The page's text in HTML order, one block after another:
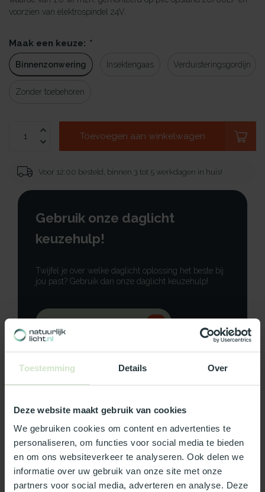
Toestemming Details Over
Deze website maakt gebruik van cookies
We gebruiken cookies om content en advertenties te
personaliseren, om functies voor social media te bieden
en om ons websiteverkeer te analyseren. Ook delen we
informatie over uw gebruik van onze site met onze
partners voor social media, adverteren en analyse. Deze
voorzien van elektrospindel 24V.
Maak een keuze: *
Binnenzonwering Insektengaas Verduisteringsgordijn
Zonder toebehoren
Toevoegen aan winkelwagen
Voor 12:00 besteld, binnen 3 tot 5 werkdagen in huis!
Gebruik onze daglicht
keuzehulp!
Twijfel je over welke daglicht oplossing het beste bij
jou past? Gebruik dan onze daglicht keuzehulp!
Neem contact op
Productomschrijving
Specificaties
Reviews